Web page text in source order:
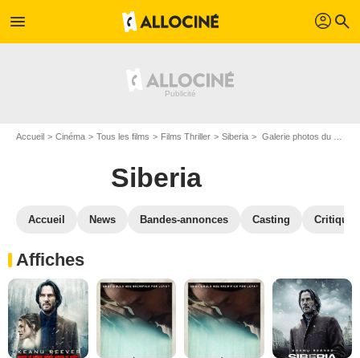
menu profil search
Accueil Cinéma Tous les films Films Thriller Siberia Galerie photos du film Siberia
Siberia
Accueil News Bandes-annonces Casting
Affiches